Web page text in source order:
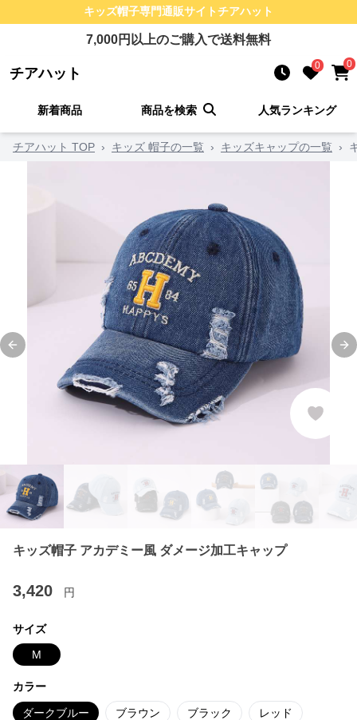
キッズ帽子専門通販サイトチアハット
7,000円以上のご購入で送料無料
チアハット 0 0
新着商品 商品を検索 人気ランキング
チアハット TOP › キッズ 帽子の一覧 › キッズキャップの一覧 ›
Previous slide
キッズ帽子 アカデミー風 ダメージ加工キャップ
3,420 円
サイズ
M
カラー
ダークブルー ブラウン ブラック レッド